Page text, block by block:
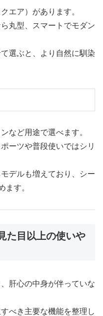
エア）があります。
丸型、スマートでモダン
選ぶと、より自然に馴染
など用途で選べます。
ーツや普段使いではシリ
デルも増えており、シー
ます。
た目以上の使いや
肝心の中身が伴っていな
べき主要な機能を整理し